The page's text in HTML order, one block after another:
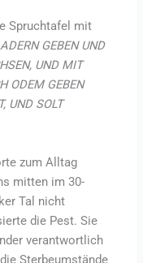
Spruchtafel mit
GEBEN UND
UND MIT
ODEM GEBEN
UND SOLT
zum Alltag
mitten im 30-
Tal nicht
die Pest. Sie
verantwortlich
Sterbeumstände